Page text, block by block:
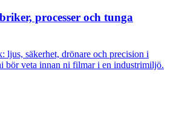
processer och tunga
ljus, säkerhet, drönare och precision i
bör veta innan ni filmar i en industrimiljö.